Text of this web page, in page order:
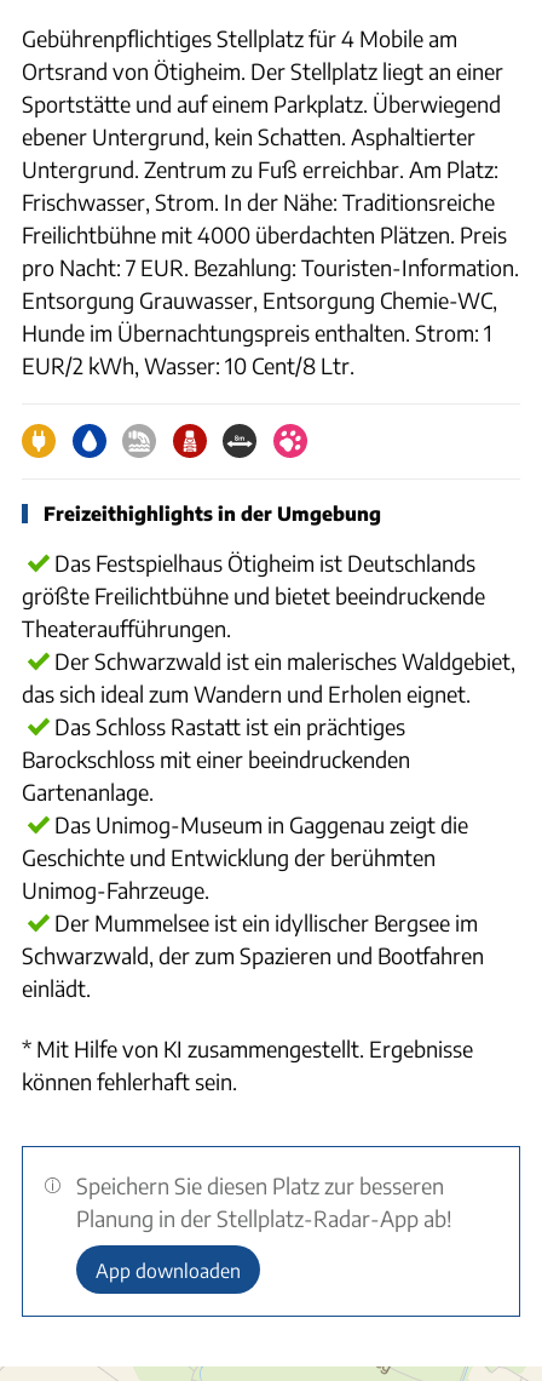
Gebührenpflichtiges Stellplatz für 4 Mobile am
Ortsrand von Ötigheim. Der Stellplatz liegt an einer
Sportstätte und auf einem Parkplatz. Überwiegend
ebener Untergrund, kein Schatten. Asphaltierter
Untergrund. Zentrum zu Fuß erreichbar. Am Platz:
Frischwasser, Strom. In der Nähe: Traditionsreiche
Freilichtbühne mit 4000 überdachten Plätzen. Preis
pro Nacht: 7 EUR. Bezahlung: Touristen-Information.
Entsorgung Grauwasser, Entsorgung Chemie-WC,
Hunde im Übernachtungspreis enthalten. Strom: 1
EUR/2 kWh, Wasser: 10 Cent/8 Ltr.
Freizeithighlights in der Umgebung
Das Festspielhaus Ötigheim ist Deutschlands
größte Freilichtbühne und bietet beeindruckende
Theateraufführungen.
Der Schwarzwald ist ein malerisches Waldgebiet,
das sich ideal zum Wandern und Erholen eignet.
Das Schloss Rastatt ist ein prächtiges
Barockschloss mit einer beeindruckenden
Gartenanlage.
Das Unimog-Museum in Gaggenau zeigt die
Geschichte und Entwicklung der berühmten
Unimog-Fahrzeuge.
Der Mummelsee ist ein idyllischer Bergsee im
Schwarzwald, der zum Spazieren und Bootfahren
einlädt.
* Mit Hilfe von KI zusammengestellt. Ergebnisse
können fehlerhaft sein.
Speichern Sie diesen Platz zur besseren
Planung in der Stellplatz-Radar-App ab!
App downloaden